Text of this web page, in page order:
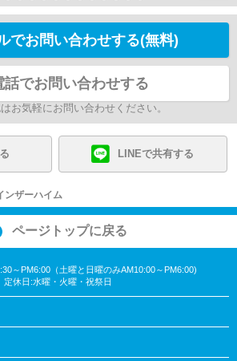
でお問い合わせする(無料)
話でお問い合わせする
お気軽にお問い合わせください。
LINEで共有する
ンザーハイム
ページトップに戻る
～PM6:00（土曜と日曜のみAM10:00～PM6:00)
定休日:水曜・火曜・祝祭日